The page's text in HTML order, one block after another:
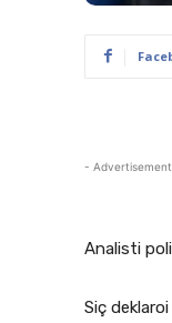
-
Analisti
Siç